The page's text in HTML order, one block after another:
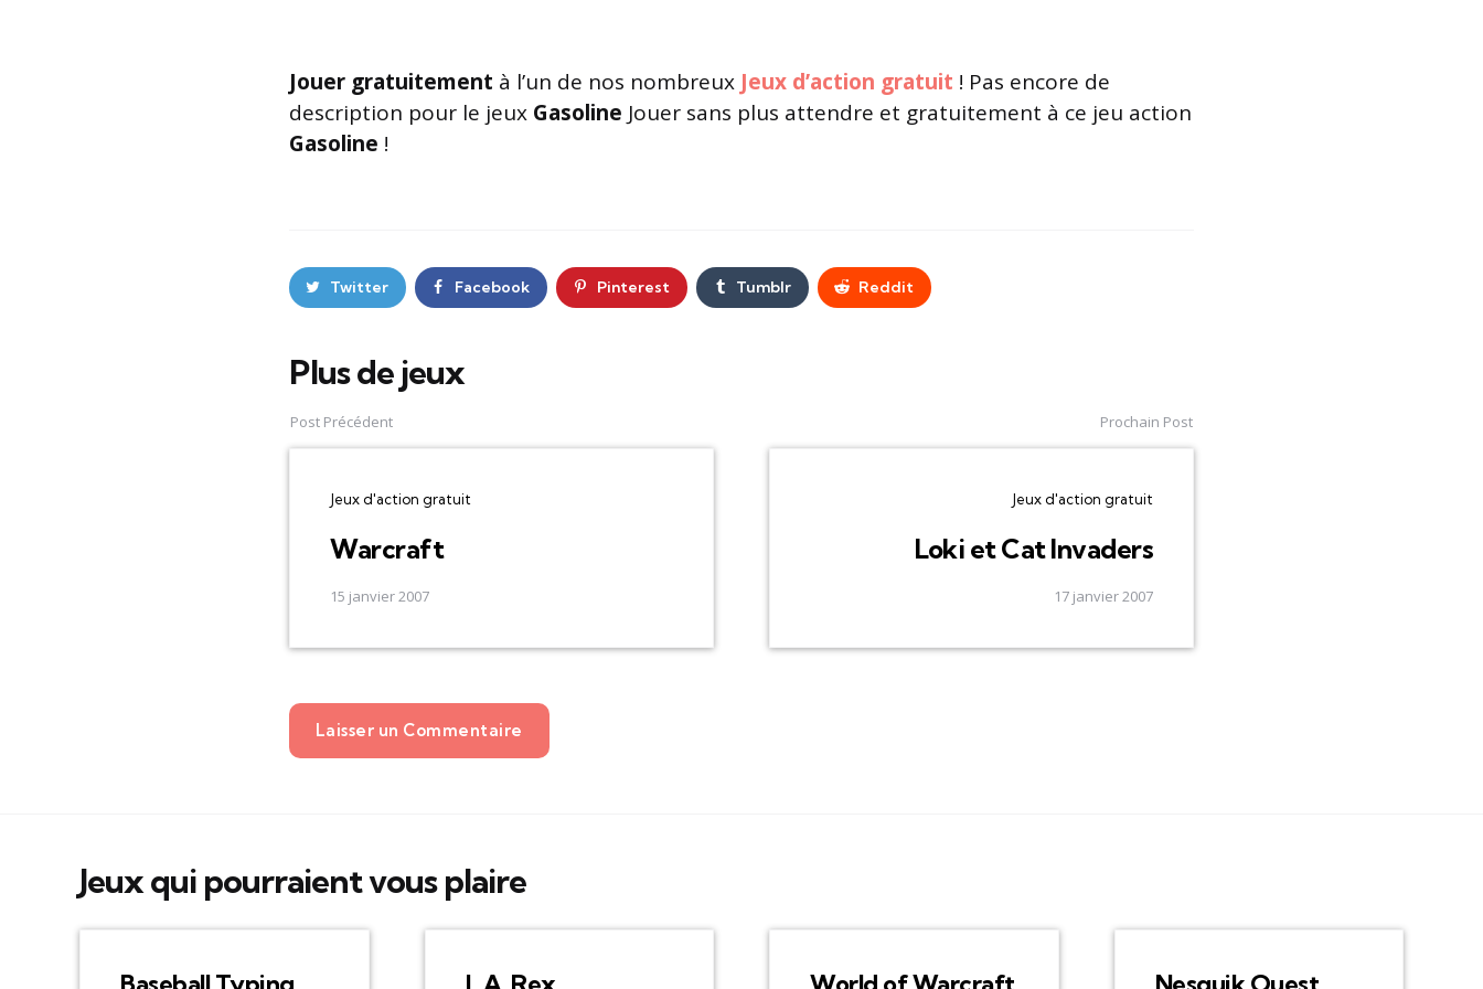
Jouer gratuitement à l’un de nos nombreux Jeux d’action gratuit ! Pas encore de
description pour le jeux Gasoline Jouer sans plus attendre et gratuitement à ce jeu action
Gasoline !
Twitter Facebook Pinterest Tumblr Reddit
Plus de jeux
Post
navigation
Post Précédent
Jeux d'action gratuit
Warcraft
15 janvier 2007
Prochain Post
Jeux d'action gratuit
Loki et Cat Invaders
17 janvier 2007
Laisser un Commentaire
Jeux qui pourraient vous plaire